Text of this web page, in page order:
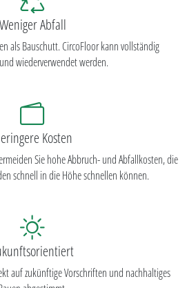
Weniger Abfall
als Bauschutt. CircoFloor kann vollständig
wiederverwendet werden.
Kosten
Sie hohe Abbruch- und Abfallkosten, die
schnell in die Höhe schnellen können.
auf zukünftige Vorschriften und nachhaltiges